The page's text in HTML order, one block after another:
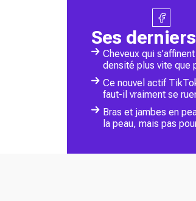
Ses
Cheveux qui
densité plus vite que
Ce nouvel actif
faut-il vraiment se
Bras et jambes en
la peau, mais pas